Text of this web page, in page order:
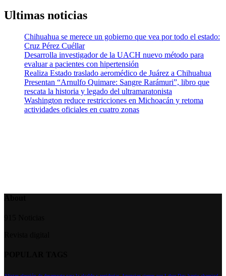
Ultimas noticias
Chihuahua se merece un gobierno que vea por todo el estado:
Cruz Pérez Cuéllar
Desarrolla investigador de la UACH nuevo método para
evaluar a pacientes con hipertensión
Realiza Estado traslado aeromédico de Juárez a Chihuahua
Presentan “Arnulfo Quimare: Sangre Rarámuri”, libro que
rescata la historia y legado del ultramaratonista
Washington reduce restricciones en Michoacán y retoma
actividades oficiales en cuatro zonas